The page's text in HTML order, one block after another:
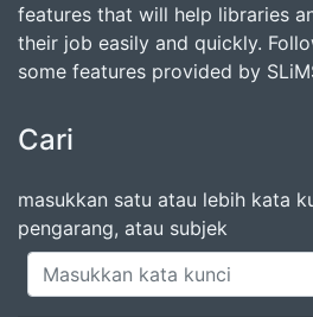
features that will help libraries
their job easily and quickly.
some features provided by
Cari
masukkan satu atau lebih kata
pengarang, atau subjek